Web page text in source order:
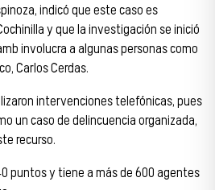
indicó que este caso es
y que la investigación se inició
involucra a algunas personas como
Carlos Cerdas.
intervenciones telefónicas, pues
un caso de delincuencia organizada,
recurso.
puntos y tiene a más de 600 agentes